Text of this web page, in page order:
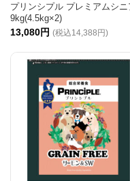
プリンシプル プレミアムシニ
9kg(4.5kg×2)
13,080円 (税込14,388円)